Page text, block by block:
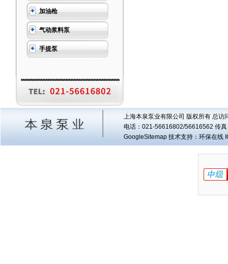
加油枪
气动浆料泵
手提泵
上海本泉泵业有限公司 版权所有 总访
电话：021-56616802/56616562 传
GoogleSitemap技术支持：环保在线